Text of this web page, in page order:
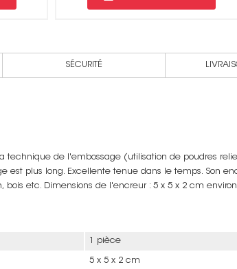
SÉCURITÉ
technique de l'embossage (utilisation de poudres
est plus long. Excellente tenue dans le temps. Son
bois etc. Dimensions de l'encreur : 5 x 5 x 2 cm
1 pièce
5 x 5 x 2 cm